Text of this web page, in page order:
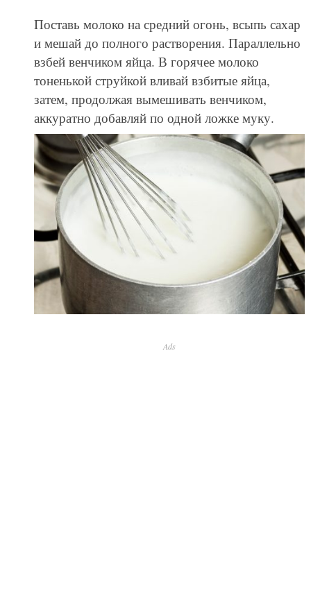
Поставь молоко на средний огонь, всыпь сахар
и мешай до полного растворения. Параллельно
взбей венчиком яйца. В горячее молоко
тоненькой струйкой вливай взбитые яйца,
затем, продолжая вымешивать венчиком,
аккуратно добавляй по одной ложке муку.
Ads